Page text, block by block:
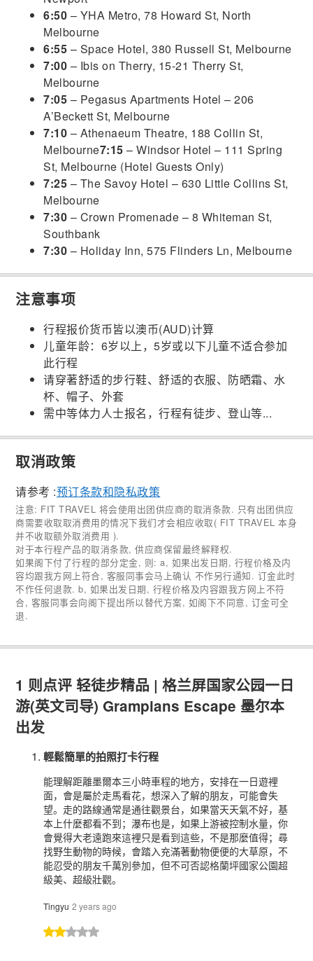
6:50 – YHA Metro, 78 Howard St, North
Melbourne
6:55 – Space Hotel, 380 Russell St, Melbourne
7:00 – Ibis on Therry, 15-21 Therry St,
Melbourne
7:05 – Pegasus Apartments Hotel – 206
A’Beckett St, Melbourne
7:10 – Athenaeum Theatre, 188 Collin St,
Melbourne7:15 – Windsor Hotel – 111 Spring
St, Melbourne (Hotel Guests Only)
7:25 – The Savoy Hotel – 630 Little Collins St,
Melbourne
7:30 – Crown Promenade – 8 Whiteman St,
Southbank
7:30 – Holiday Inn, 575 Flinders Ln, Melbourne
注意事项
行程报价货币皆以澳币(AUD)计算
儿童年龄：6岁以上，5岁或以下儿童不适合参加
此行程
请穿著舒适的步行鞋、舒适的衣服、防晒霜、水
杯、帽子、外套
需中等体力人士报名，行程有徒步、登山等...
取消政策
请参考 :预订条款和隐私政策
注意: FIT TRAVEL 将会使用出团供应商的取消条款. 只有出团供应
商需要收取取消费用的情况下我们才会相应收取( FIT TRAVEL 本身
并不收取额外取消费用 ).
对于本行程产品的取消条款, 供应商保留最终解释权.
如果阁下付了行程的部分定金, 则: a, 如果出发日期, 行程价格及内
容均跟我方网上符合, 客服同事会马上确认 不作另行通知. 订金此时
不作任何退款. b, 如果出发日期, 行程价格及内容跟我方网上不符
合, 客服同事会向阁下提出所以替代方案, 如阁下不同意, 订金可全
退.
1 则点评轻徒步精品 | 格兰屏国家公园一日
游(英文司导) Grampians Escape 墨尔本
出发
輕鬆簡單的拍照打卡行程
能理解距離墨爾本三小時車程的地方，安排在一日遊裡
面，會是屬於走馬看花，想深入了解的朋友，可能會失
望。走的路線通常是通往觀景台，如果當天天氣不好，基
本上什麼都看不到；瀑布也是，如果上游被控制水量，你
會覺得大老遠跑來這裡只是看到這些，不是那麼值得；尋
找野生動物的時候，會踏入充滿著動物便便的大草原，不
能忍受的朋友千萬別參加，但不可否認格蘭坪國家公園超
級美、超級壯觀。
Tingyu 2 years ago